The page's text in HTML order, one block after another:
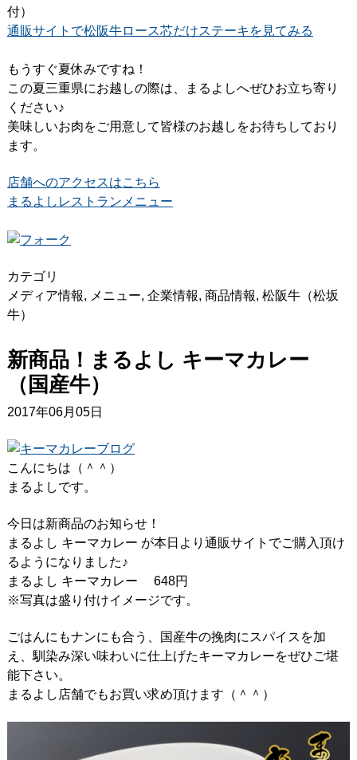
付）
通販サイトで松阪牛ロース芯だけステーキを見てみる
もうすぐ夏休みですね！
この夏三重県にお越しの際は、まるよしへぜひお立ち寄り
ください♪
美味しいお肉をご用意して皆様のお越しをお待ちしており
ます。
店舗へのアクセスはこちら
まるよしレストランメニュー
カテゴリ
メディア情報, メニュー, 企業情報, 商品情報, 松阪牛（松坂
牛）
新商品！まるよし キーマカレー
（国産牛）
2017年06月05日
こんにちは（＾＾）
まるよしです。
今日は新商品のお知らせ！
まるよし キーマカレー が本日より通販サイトでご購入頂け
るようになりました♪
まるよし キーマカレー 648円
※写真は盛り付けイメージです。
ごはんにもナンにも合う、国産牛の挽肉にスパイスを加
え、馴染み深い味わいに仕上げたキーマカレーをぜひご堪
能下さい。
まるよし店舗でもお買い求め頂けます（＾＾）